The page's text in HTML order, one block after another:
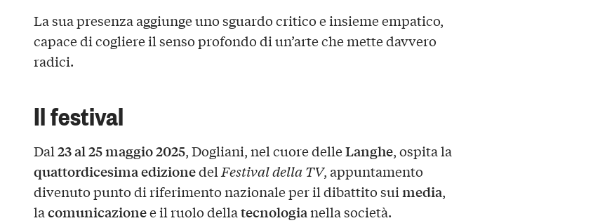
La sua presenza aggiunge uno sguardo critico e insieme empatico,
capace di cogliere il senso profondo di un’arte che mette davvero
radici.
Il festival
Dal23 al 25 maggio 2025, Dogliani, nel cuore delleLanghe, ospita la
quattordicesima edizionedel Festival della TV, appuntamento
divenuto punto di riferimento nazionale per il dibattito suimedia,
lacomunicazionee il ruolo dellatecnologianella società.